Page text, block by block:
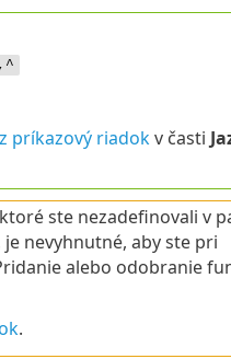
príkazový riadokv časti
ste nezadefinovali v
nevyhnutné, aby ste pri
alebo odobranie
.